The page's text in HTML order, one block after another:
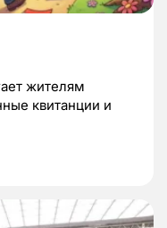
жителям
квитанции и